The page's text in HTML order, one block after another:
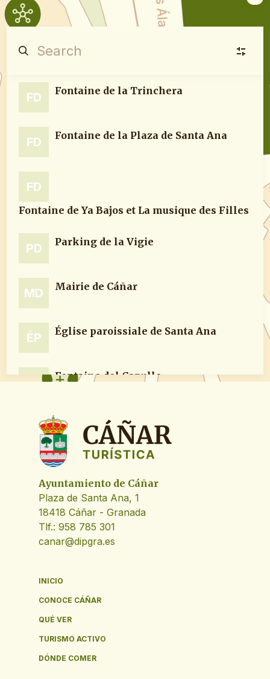
R Religieux
S
S Service (4)
F
P
FD Fontaine de la Trinchera
FD Fontaine de la Plaza de Santa Ana
FD
Fontaine de Ya Bajos et La musique des Filles
PD Parking de la Vigie
MD Mairie de Cáñar
ÉP Église paroissiale de Santa Ana
FD Fontaine del Capullo
FD Fontaine de la Escuela
Parking Las Eras
Lavadero Las Eras
LY Lavaderos Ya Bajos
Mesón Rural Los Ángeles
Ayuntamiento de Cáñar
Plaza de Santa Ana, 1
18418 Cáñar - Granada
Tlf.: 958 785 301
canar@dipgra.es
INICIO
CONOCE CÁÑAR
QUÉ VER
TURISMO ACTIVO
DÓNDE COMER